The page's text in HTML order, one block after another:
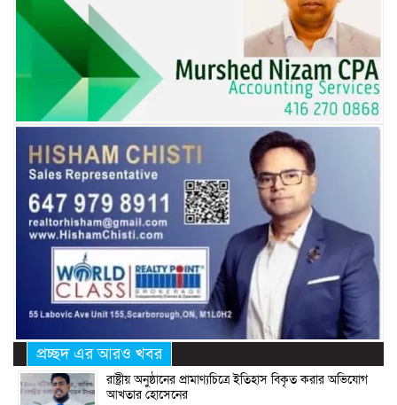
প্রচ্ছদ এর আরও খবর
রাষ্ট্রীয় অনুষ্ঠানের প্রামাণ্যচিত্রে ইতিহাস বিকৃত করার অভিযোগ
আখতার হোসেনের